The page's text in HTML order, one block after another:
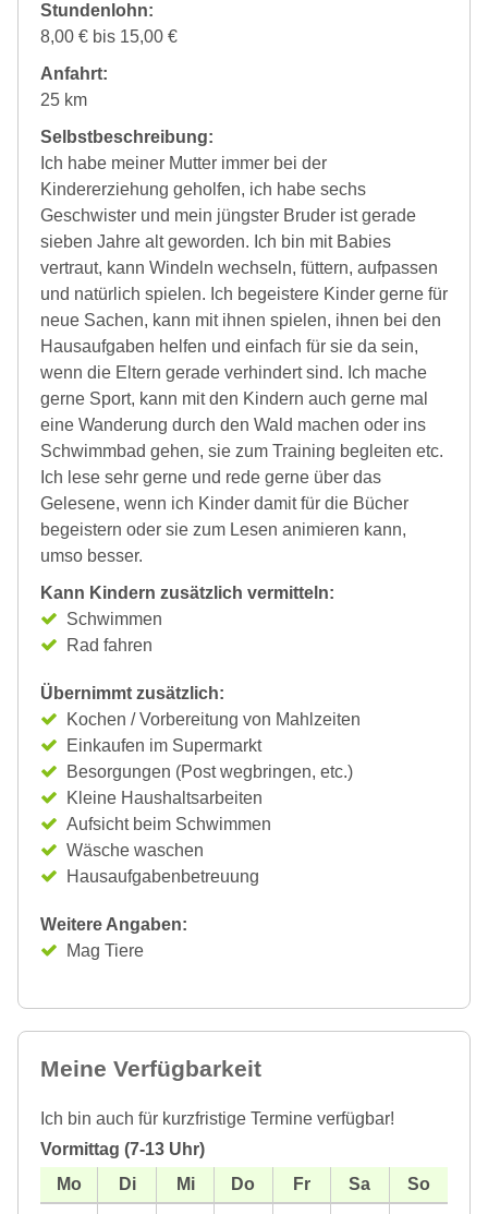
Stundenlohn:
8,00 € bis 15,00 €
Anfahrt:
25 km
Selbstbeschreibung:
Ich habe meiner Mutter immer bei der
Kindererziehung geholfen, ich habe sechs
Geschwister und mein jüngster Bruder ist gerade
sieben Jahre alt geworden. Ich bin mit Babies
vertraut, kann Windeln wechseln, füttern, aufpassen
und natürlich spielen. Ich begeistere Kinder gerne für
neue Sachen, kann mit ihnen spielen, ihnen bei den
Hausaufgaben helfen und einfach für sie da sein,
wenn die Eltern gerade verhindert sind. Ich mache
gerne Sport, kann mit den Kindern auch gerne mal
eine Wanderung durch den Wald machen oder ins
Schwimmbad gehen, sie zum Training begleiten etc.
Ich lese sehr gerne und rede gerne über das
Gelesene, wenn ich Kinder damit für die Bücher
begeistern oder sie zum Lesen animieren kann,
umso besser.
Kann Kindern zusätzlich vermitteln:
Schwimmen
Rad fahren
Übernimmt zusätzlich:
Kochen / Vorbereitung von Mahlzeiten
Einkaufen im Supermarkt
Besorgungen (Post wegbringen, etc.)
Kleine Haushaltsarbeiten
Aufsicht beim Schwimmen
Wäsche waschen
Hausaufgabenbetreuung
Weitere Angaben:
Mag Tiere
Meine Verfügbarkeit
Ich bin auch für kurzfristige Termine verfügbar!
Vormittag (7-13 Uhr)